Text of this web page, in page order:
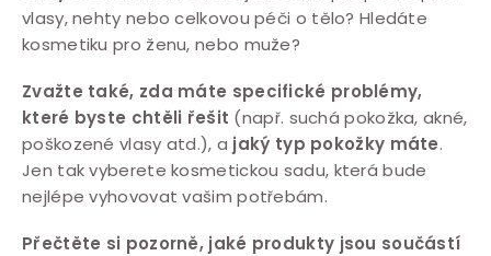
vlasy, nehty nebo celkovou péči o tělo? Hledáte
kosmetiku pro ženu, nebo muže?
Zvažte také, zda máte specifické problémy,
které byste chtěli řešit (např. suchá pokožka, akné,
poškozené vlasy atd.), a jaký typ pokožky máte.
Jen tak vyberete kosmetickou sadu, která bude
nejlépe vyhovovat vašim potřebám.
Přečtěte si pozorně, jaké produkty jsou součástí